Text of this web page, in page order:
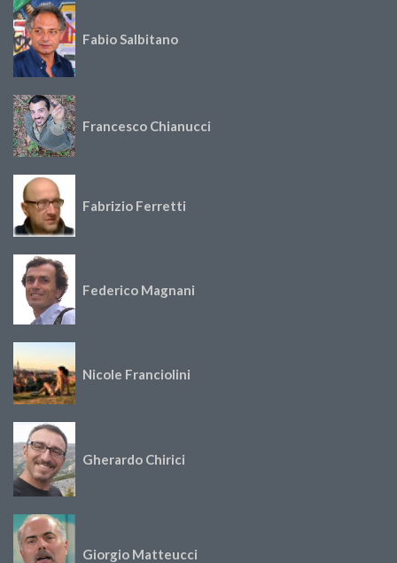
Fabio Salbitano
Francesco Chianucci
Fabrizio Ferretti
Federico Magnani
Nicole Franciolini
Gherardo Chirici
Giorgio Matteucci